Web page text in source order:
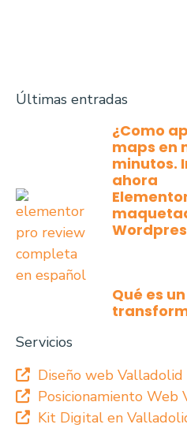
Últimas entradas
¿Como
maps en
minutos.
ahora
Qué es
Servicios
Diseño web Valladolid
Posicionamiento Web
Kit Digital en